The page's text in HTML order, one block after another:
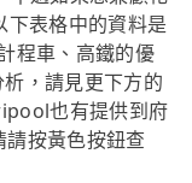
表格中的資料是
程車、高鐵的優
，請見更下方的
也有提供到府
按黃色按鈕查